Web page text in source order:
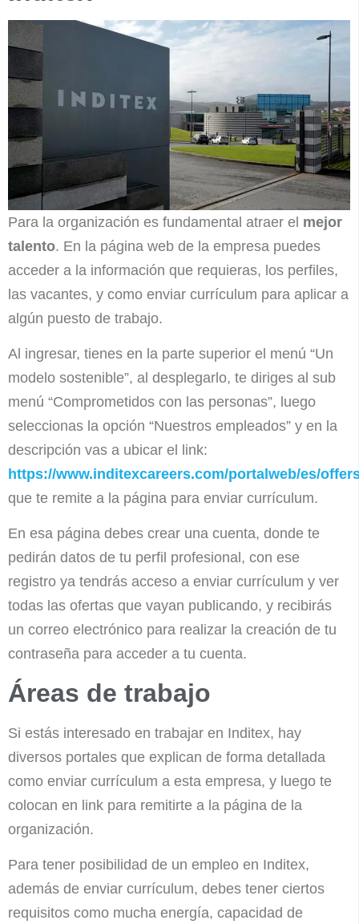
Para la organización es fundamental atraer el mejor
talento. En la página web de la empresa puedes
acceder a la información que requieras, los perfiles,
las vacantes, y como enviar currículum para aplicar a
algún puesto de trabajo.
Al ingresar, tienes en la parte superior el menú “Un
modelo sostenible”, al desplegarlo, te diriges al sub
menú “Comprometidos con las personas”, luego
seleccionas la opción “Nuestros empleados” y en la
descripción vas a ubicar el link:
https://www.inditexcareers.com/portalweb/es/
que te remite a la página para enviar currículum.
En esa página debes crear una cuenta, donde te
pedirán datos de tu perfil profesional, con ese
registro ya tendrás acceso a enviar currículum y ver
todas las ofertas que vayan publicando, y recibirás
un correo electrónico para realizar la creación de tu
contraseña para acceder a tu cuenta.
Áreas de trabajo
Si estás interesado en trabajar en Inditex, hay
diversos portales que explican de forma detallada
como enviar currículum a esta empresa, y luego te
colocan en link para remitirte a la página de la
organización.
Para tener posibilidad de un empleo en Inditex,
además de enviar currículum, debes tener ciertos
requisitos como mucha energía, capacidad de